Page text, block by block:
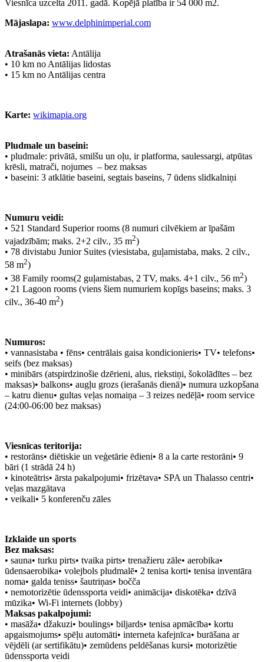
Viesnīca uzcelta 2011. gadā. Kopējā platība ir 54 000 m2.
Mājaslapa: www.delphinimperial.com
Atrašanās vieta: Antālija
• 10 km no Antālijas lidostas
• 15 km no Antālijas centra
Karte: wikimapia.org
Pludmale un baseini:
• pludmale: privātā, smilšu un oļu, ir platforma, saulessargi, atpūtas
krēsli, matrači, nojumes – bez maksas
• baseini: 3 atklātie baseini, segtais baseins, 7 ūdens slidkalniņi
Numuru veidi:
• 521 Standard Superior rooms (8 numuri cilvēkiem ar īpašām
vajadzībām; maks. 2+2 cilv., 35 m2)
• 78 divistabu Junior Suites (viesistaba, guļamistaba, maks. 2 cilv.,
58 m2)
• 38 Family rooms(2 guļamistabas, 2 TV, maks. 4+1 cilv., 56 m2)
• 21 Lagoon rooms (viens šiem numuriem kopīgs baseins; maks. 3
cilv., 36-40 m2)
Numuros:
• vannasistaba • fēns• centrālais gaisa kondicionieris• TV• telefons•
seifs (bez maksas)
• minibārs (atspirdzinošie dzērieni, alus, riekstiņi, šokolādītes – bez
maksas)• balkons• augļu grozs (ierašanās dienā)• numura uzkopšana
– katru dienu• gultas veļas nomaiņa – 3 reizes nedēļā• room service
(24:00-06:00 bez maksas)
Viesnīcas teritorija:
• restorāns• diētiskie un veģetārie ēdieni• 8 a la carte restorāni• 9
bāri (1 strādā 24 h)
• kinoteātris• ārsta pakalpojumi• frizētava• SPA un Thalasso centri•
veļas mazgātava
• veikali• 5 konferenču zāles
Izklaide un sports
Bez maksas:
• sauna• turku pirts• tvaika pirts• trenažieru zāle• aerobika•
ūdensaerobika• volejbols pludmalē• 2 tenisa korti• tenisa inventāra
noma• galda teniss• šautriņas• bočča
• nemotorizētie ūdenssporta veidi• animācija• diskotēka• dzīvā
mūzika• Wi-Fi internets (lobby)
Maksas pakalpojumi:
• masāža• džakuzi• boulings• biljards• tenisa apmācība• kortu
apgaismojums• spēļu automāti• interneta kafejnīca• burāšana ar
vējdēli (ar sertifikātu)• zemūdens peldēšanas kursi• motorizētie
ūdenssporta veidi